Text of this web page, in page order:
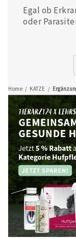
Home / KATZE /
Egal ob
oder